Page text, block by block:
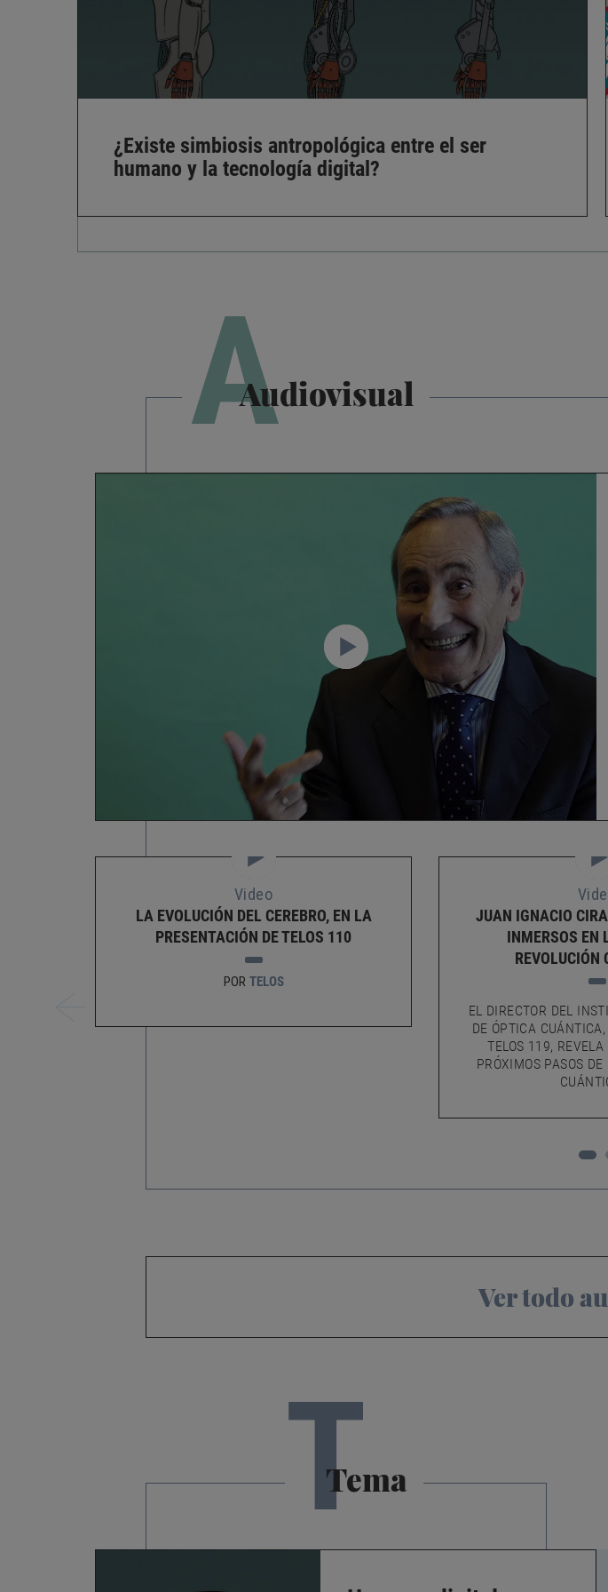
¿Existe simbiosis antropológica entre el ser
humano y la tecnología digital?
AAudiovisual
Video
LA EVOLUCIÓN DEL CEREBRO, EN LA
PRESENTACIÓN DE TELOS 110
POR TELOS
JUAN IGNACIO
INMERSOS EN
REVOLUCIÓN
EL DIRECTOR DEL
DE ÓPTICA
TELOS 119, REVELA
PRÓXIMOS PASOS
Ver todo
TTema